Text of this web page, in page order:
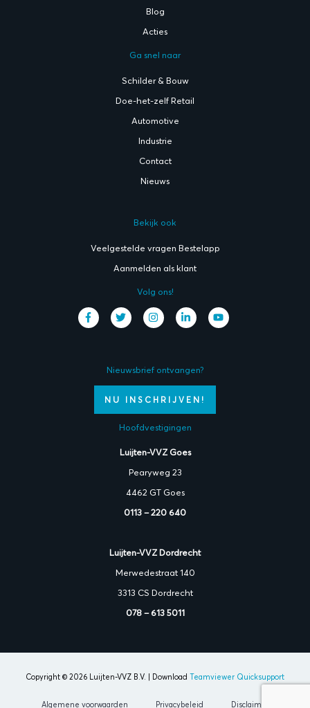
Blog
Acties
Ga snel naar
Schilder & Bouw
Doe-het-zelf Retail
Automotive
Industrie
Contact
Nieuws
Bekijk ook
Veelgestelde vragen Bestelapp
Aanmelden als klant
Volg ons!
Nieuwsbrief ontvangen?
NU INSCHRIJVEN!
Hoofdvestigingen
Luijten-VVZ Goes
Pearyweg 23
4462 GT Goes
0113 – 220 640
Luijten-VVZ Dordrecht
Merwedestraat 140
3313 CS Dordrecht
078 – 613 5011
Copyright © 2026 Luijten-VVZ B.V. | Download Teamviewer Quicksupport
Algemene voorwaarden Privacybeleid Disclaimer